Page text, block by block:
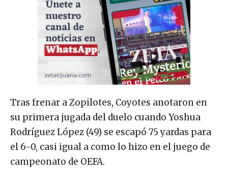
Tras frenar a Zopilotes, Coyotes anotaron en
su primera jugada del duelo cuando Yoshua
Rodríguez López (49) se escapó 75 yardas para
el 6-0, casi igual a como lo hizo en el juego de
campeonato de OEFA.